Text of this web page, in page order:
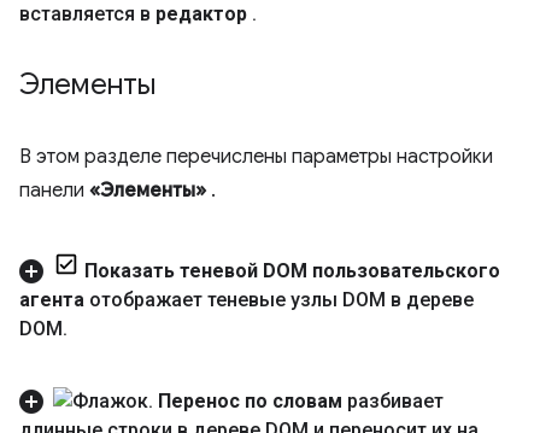
вставляется в редактор .
Элементы
В этом разделе перечислены параметры настройки
панели «Элементы» .
Показать теневой DOM пользовательского
агента отображает теневые узлы DOM в дереве
DOM.
Перенос по словам разбивает